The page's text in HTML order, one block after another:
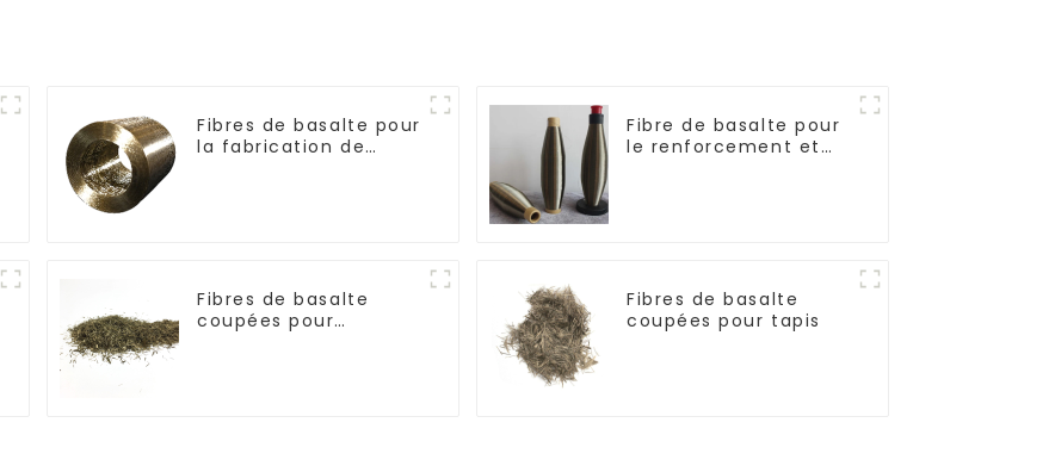
Fibres de basalte pour
la fabrication de
Fibre de basalte pour
le renforcement et
Fibres de basalte
coupées pour
Fibres de basalte
coupées pour tapis